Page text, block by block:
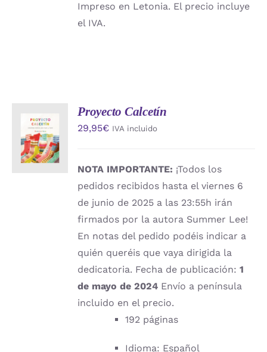
Impreso en Letonia. El precio incluye
el IVA.
AÑADIR
AL
CARRITO
/
DETALLES
Proyecto Calcetín
29,95€ IVA incluido
NOTA IMPORTANTE: ¡Todos los
pedidos recibidos hasta el viernes 6
de junio de 2025 a las 23:55h irán
firmados por la autora Summer Lee!
En notas del pedido podéis indicar a
quién queréis que vaya dirigida la
dedicatoria. Fecha de publicación:1
de mayo de 2024 Envío a península
incluido en el precio.
192 páginas
Idioma: Español